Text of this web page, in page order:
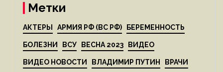
Метки
АКТЕРЫ АРМИЯ РФ (ВС РФ) БЕРЕМЕННОСТЬ
БОЛЕЗНИ ВСУ ВЕСНА 2023 ВИДЕО
ВИДЕО НОВОСТИ ВЛАДИМИР ПУТИН ВРАЧИ